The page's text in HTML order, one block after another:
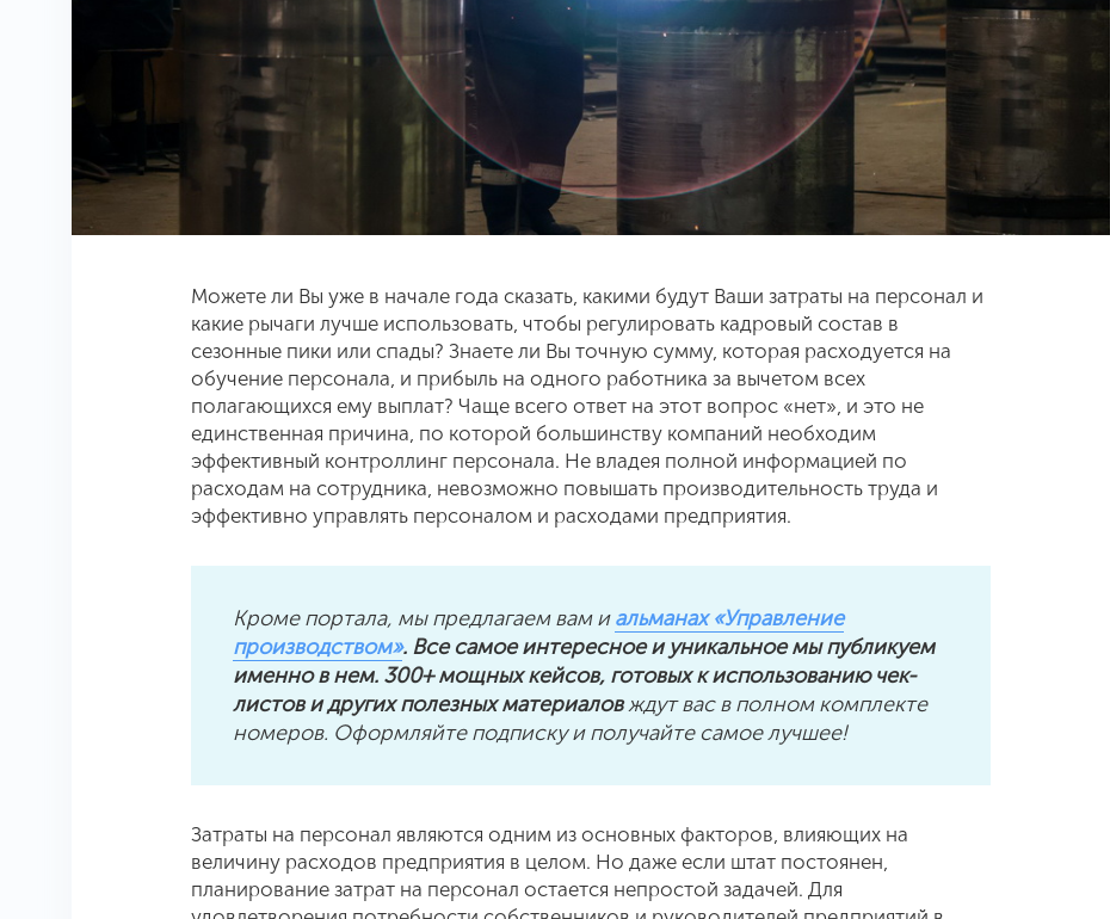
Можете ли Вы уже в начале года сказать, какими будут Ваши затраты на персонал и
какие рычаги лучше использовать, чтобы регулировать кадровый состав в
сезонные пики или спады? Знаете ли Вы точную сумму, которая расходуется на
обучение персонала, и прибыль на одного работника за вычетом всех
полагающихся ему выплат? Чаще всего ответ на этот вопрос «нет», и это не
единственная причина, по которой большинству компаний необходим
эффективный контроллинг персонала. Не владея полной информацией по
расходам на сотрудника, невозможно повышать производительность труда и
эффективно управлять персоналом и расходами предприятия.
Кроме портала, мы предлагаем вам иальманах «Управление
производством». Все самое интересное и уникальное мы публикуем
именно в нем. 300+ мощных кейсов, готовых к использованию чек-
листов и других полезных материаловждут вас в полном комплекте
номеров. Оформляйте подписку и получайте самое лучшее!
Затраты на персонал являются одним из основных факторов, влияющих на
величину расходов предприятия в целом. Но даже если штат постоянен,
планирование затрат на персонал остается непростой задачей. Для